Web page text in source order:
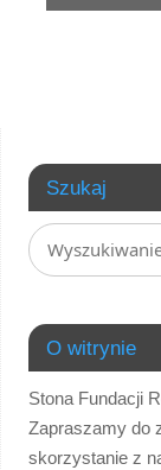
Szukaj
O witrynie
Stona Fundacji
Zapraszamy do
skorzystanie z